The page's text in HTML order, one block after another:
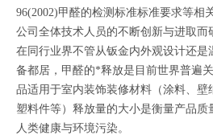
96(2002)甲醛的检测标准标准要求等相
公司全体技术人员的不断创新与进取而
在同行业界不管从钣金内外观设计还
备都居，甲醛的*释放是目前世界普遍
品适用于室内装饰装修材料（涂料、壁
塑料件等）释放量的大小是衡量产品质
人类健康与环境污染。